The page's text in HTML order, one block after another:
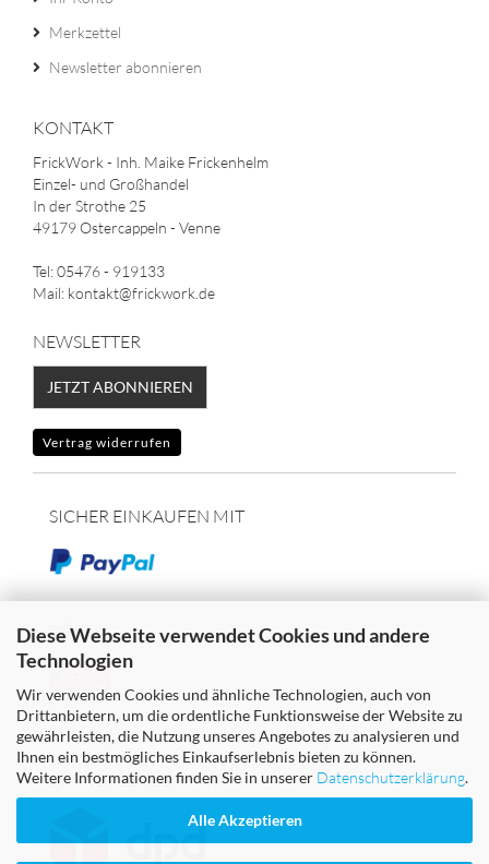
Diese Webseite verwendet Cookies und andere
Technologien
Wir verwenden Cookies und ähnliche Technologien, auch von
Drittanbietern, um die ordentliche Funktionsweise der Website zu
gewährleisten, die Nutzung unseres Angebotes zu analysieren und
Ihnen ein bestmögliches Einkaufserlebnis bieten zu können.
Weitere Informationen finden Sie in unserer Datenschutzerklärung.
Alle Akzeptieren
Merkzettel
Newsletter abonnieren
KONTAKT
FrickWork - Inh. Maike Frickenhelm
Einzel- und Großhandel
In der Strothe 25
49179 Ostercappeln - Venne
Tel: 05476 - 919133
Mail: kontakt@frickwork.de
NEWSLETTER
JETZT ABONNIEREN
Vertrag widerrufen
SICHER EINKAUFEN MIT
oder
Klarna
WIR VERSENDEN MIT